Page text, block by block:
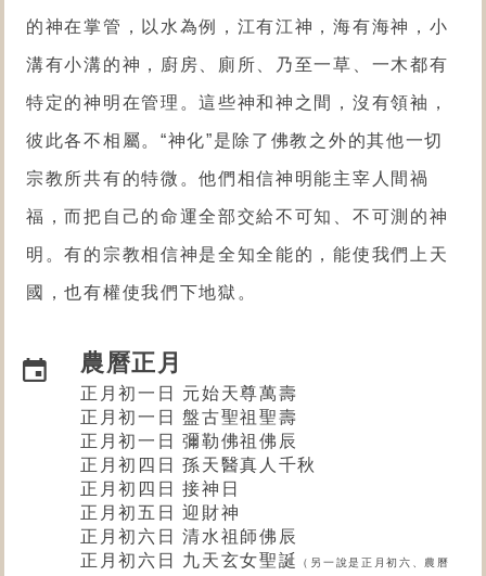
的神在掌管，以水為例，江有江神，海有海神，小
溝有小溝的神，廚房、廁所、乃至一草、一木都有
特定的神明在管理。這些神和神之間，沒有領袖，
彼此各不相屬。“神化”是除了佛教之外的其他一切
宗教所共有的特微。他們相信神明能主宰人間禍
福，而把自己的命運全部交給不可知、不可測的神
明。有的宗教相信神是全知全能的，能使我們上天
國，也有權使我們下地獄。
農曆正月
正月初一日 元始天尊萬壽
正月初一日 盤古聖祖聖壽
正月初一日 彌勒佛祖佛辰
正月初四日 孫天醫真人千秋
正月初四日 接神日
正月初五日 迎財神
正月初六日 清水祖師佛辰
正月初六日 九天玄女聖誕 （另一說是正月初六、農曆